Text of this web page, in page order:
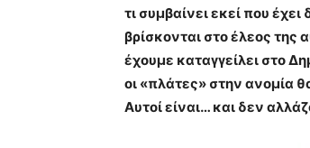
τι συμβαίνει εκεί που
βρίσκονται στο έλεος της
έχουμε καταγγείλει στο
οι «πλάτες» στην ανομία
Αυτοί είναι… και δεν